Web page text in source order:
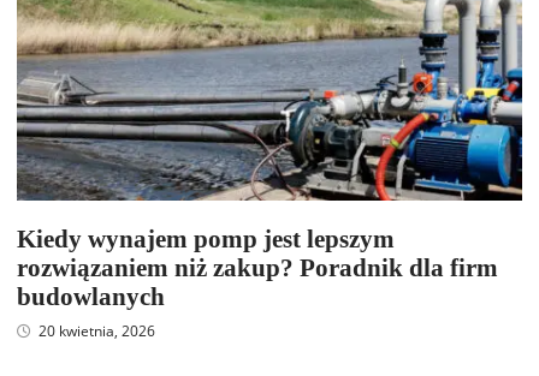
Kiedy wynajem pomp jest lepszym
rozwiązaniem niż zakup? Poradnik dla firm
budowlanych
20 kwietnia, 2026